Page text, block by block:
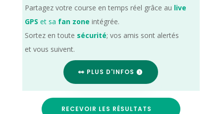
Partagez votre course en temps réel grâce au live
GPS et sa fan zone intégrée.
Sortez en toute sécurité; vos amis sont alertés
et vous suivent.
👀 PLUS D'INFOS
RECEVOIR LES RÉSULTATS